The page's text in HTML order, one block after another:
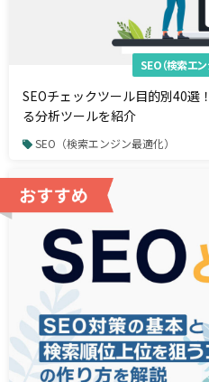
SEO（検索エ
SEOチェックツール目的別40選
る分析ツールを紹介
SEO（検索エンジン最適化）